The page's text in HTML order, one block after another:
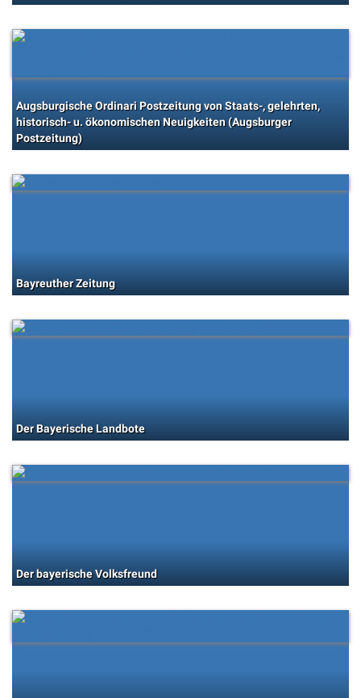
Augsburgische Ordinari Postzeitung von Staats-, gelehrten,
historisch- u. ökonomischen Neuigkeiten (Augsburger
Postzeitung)
Bayreuther Zeitung
Der Bayerische Landbote
Der bayerische Volksfreund